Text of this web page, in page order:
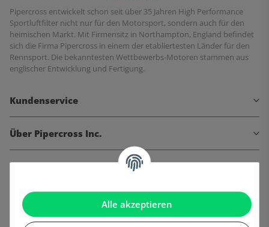
Alle akzeptieren
Pipercross entwickelt schon seit über 35 Jahren High Performance
Sportluftfilter nicht nur für den Motorsport, sondern auch für den
heimischen Markt. Mit Firmensitz in Northampton, England befindet
sich die Firma Pipercross in einem der etabliertesten Länder für den
Rennsport. Die bekanntesten Wettbewerbs-Motoren stammen aus
englischer Entwicklung und Fertigung.
Kundenservice
Über Pipercross Inc.
Informationen
Gesetzliche Informationen